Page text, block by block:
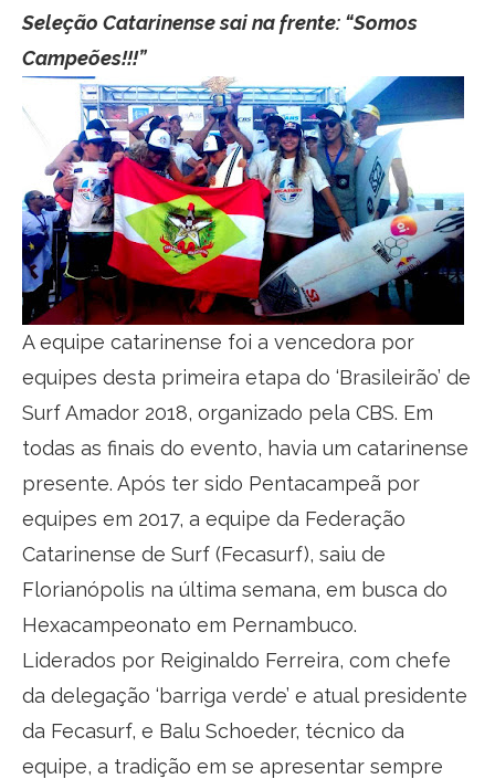
Seleção Catarinense sai na frente: “Somos
Campeões!!!”
A equipe catarinense foi a vencedora por
equipes desta primeira etapa do ‘Brasileirão’ de
Surf Amador 2018, organizado pela CBS. Em
todas as finais do evento, havia um catarinense
presente. Após ter sido Pentacampeã por
equipes em 2017, a equipe da Federação
Catarinense de Surf (Fecasurf), saiu de
Florianópolis na última semana, em busca do
Hexacampeonato em Pernambuco.
Liderados por Reiginaldo Ferreira, com chefe
da delegação ‘barriga verde’ e atual presidente
da Fecasurf, e Balu Schoeder, técnico da
equipe, a tradição em se apresentar sempre